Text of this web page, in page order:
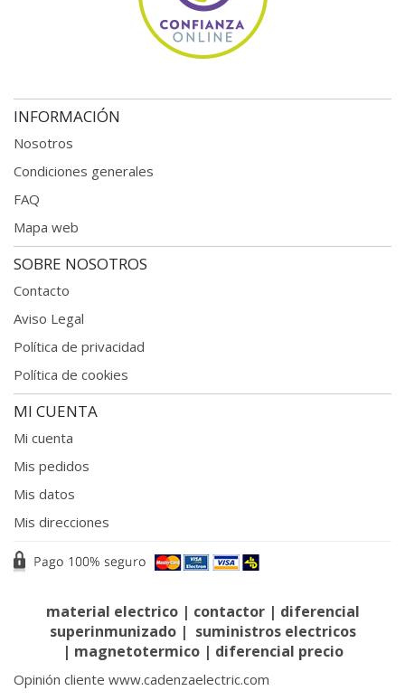
INFORMACIÓN
Nosotros
Condiciones generales
FAQ
Mapa web
SOBRE NOSOTROS
Contacto
Aviso Legal
Política de privacidad
Política de cookies
MI CUENTA
Mi cuenta
Mis pedidos
Mis datos
Mis direcciones
material electrico| contactor| diferencial
superinmunizado| suministros electricos
| magnetotermico | diferencial precio
Opinión cliente www.cadenzaelectric.com